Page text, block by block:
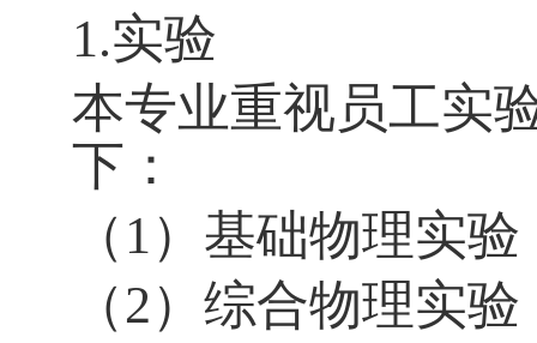
1.实验
本专业重视员工实
下：
（1）基础物理实
（2）综合物理实